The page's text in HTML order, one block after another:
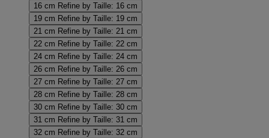
16 cm Refine by Taille: 16 cm
19 cm Refine by Taille: 19 cm
21 cm Refine by Taille: 21 cm
22 cm Refine by Taille: 22 cm
24 cm Refine by Taille: 24 cm
26 cm Refine by Taille: 26 cm
27 cm Refine by Taille: 27 cm
28 cm Refine by Taille: 28 cm
30 cm Refine by Taille: 30 cm
31 cm Refine by Taille: 31 cm
32 cm Refine by Taille: 32 cm